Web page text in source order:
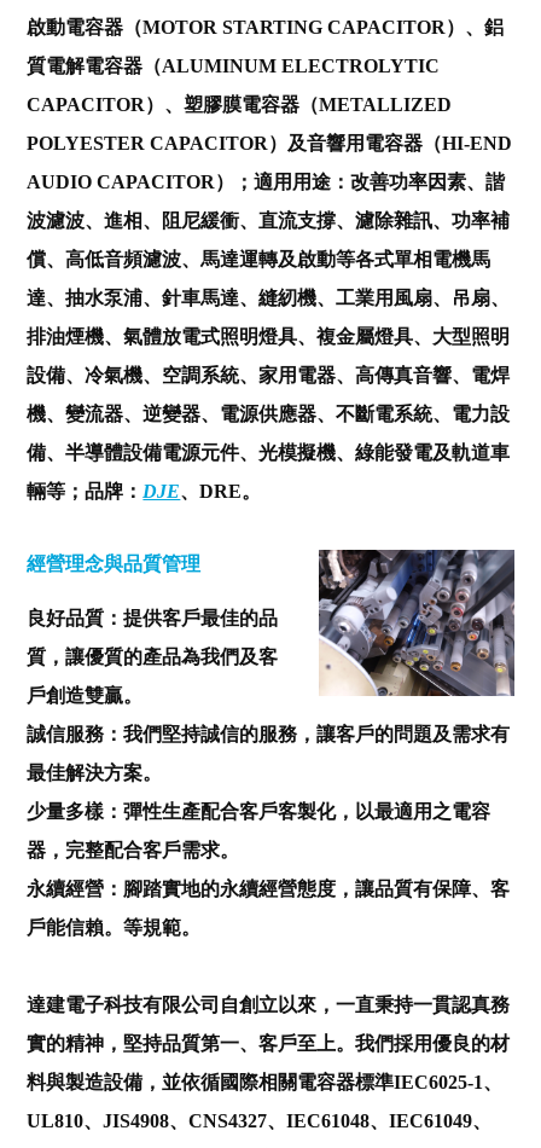
啟動電容器（MOTOR STARTING CAPACITOR）、鋁
質電解電容器（ALUMINUM ELECTROLYTIC
CAPACITOR）、塑膠膜電容器（METALLIZED
POLYESTER CAPACITOR）及音響用電容器（HI-END
AUDIO CAPACITOR）；適用用途：改善功率因素、諧
波濾波、進相、阻尼緩衝、直流支撐、濾除雜訊、功率補
償、高低音頻濾波、馬達運轉及啟動等各式單相電機馬
達、抽水泵浦、針車馬達、縫紉機、工業用風扇、吊扇、
排油煙機、氣體放電式照明燈具、複金屬燈具、大型照明
設備、冷氣機、空調系統、家用電器、高傳真音響、電焊
機、變流器、逆變器、電源供應器、不斷電系統、電力設
備、半導體設備電源元件、光模擬機、綠能發電及軌道車
輛等；品牌： DJE、DRE。
經營理念與品質管理
良好品質：提供客戶最佳的品
質，讓優質的產品為我們及客
戶創造雙贏。
誠信服務：我們堅持誠信的服務，讓客戶的問題及需求有
最佳解決方案。
少量多樣：彈性生產配合客戶客製化，以最適用之電容
器，完整配合客戶需求。
永續經營：腳踏實地的永續經營態度，讓品質有保障、客
戶能信賴。等規範。
達建電子科技有限公司自創立以來，一直秉持一貫認真務
實的精神，堅持品質第一、客戶至上。我們採用優良的材
料與製造設備，並依循國際相關電容器標準IEC6025-1、
UL810、JIS4908、CNS4327、IEC61048、IEC61049、